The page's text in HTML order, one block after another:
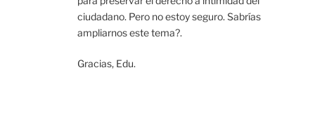
ciudadano. Pero no estoy seguro. Sabrías
ampliarnos este tema?.
Gracias, Edu.